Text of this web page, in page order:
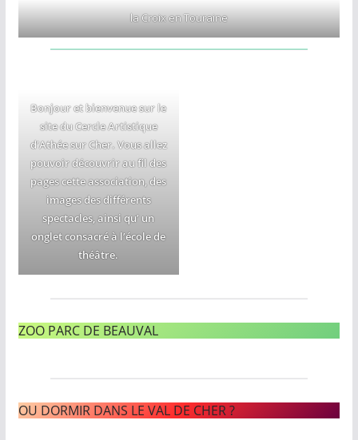
la Croix en Touraine
Bonjour et bienvenue sur le
site du Cercle Artistique
d’Athée sur Cher. Vous allez
pouvoir découvrir au fil des
pages cette association, des
images des différents
spectacles, ainsi qu’ un
onglet consacré à l’école de
théâtre.
ZOO PARC DE BEAUVAL
OU DORMIR DANS LE VAL DE CHER ?